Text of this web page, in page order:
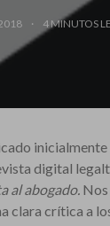
4MINUTOS
digital
al abogado.Nos
clara crítica a